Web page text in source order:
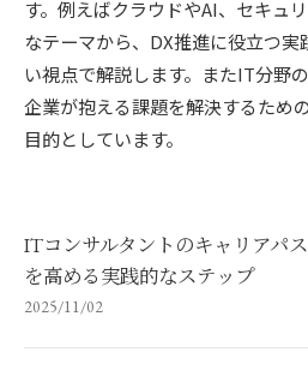
す。例えばクラウドやAI、セキュ
なテーマから、DX推進に役立つ
い視点で解説します。またIT分野
企業が抱える課題を解決するため
目的としています。
ITコンサルタントのキャリアパ
を高める実践的なステップ
2025/11/02